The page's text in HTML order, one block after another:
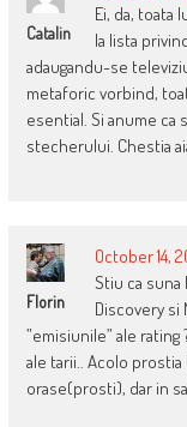
Catalin
Ei, da, toata
la lista
adaugandu-se
metaforic vorbind,
esential. Si anume ca
stecherului. Chestia
Florin
October 14,
Stiu ca suna
Discovery si
”emisiunile” ale
ale tarii.. Acolo prostia
orase(prosti), dar in